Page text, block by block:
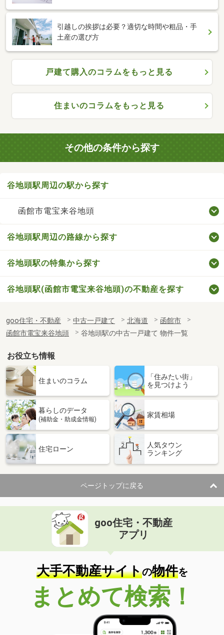
引越しの挨拶は必要？適切な時間や粗品・手
土産の選び方
戸建て購入のコラムをもっと見る
住まいのコラムをもっと見る
その他の条件から探す
谷地頭駅周辺の駅から探す
函館市電宝来谷地頭
谷地頭駅周辺の路線から探す
谷地頭駅の特集から探す
谷地頭駅(函館市電宝来谷地頭)の不動産を探す
goo住宅・不動産 中古一戸建て 北海道
函館市
函館市電宝来谷地頭
谷地頭駅の中古一戸建て 物件一覧
お役立ち情報
住まいのコラム
「住みたい街」
を見つけよう
暮らしのデータ
(補助金・助成金情報)
家賃相場
住宅ローン
人気タウン
ランキング
ページトップに戻る
goo住宅・不動産
アプリ
大手不動産サイトの物件を
まとめて検索！